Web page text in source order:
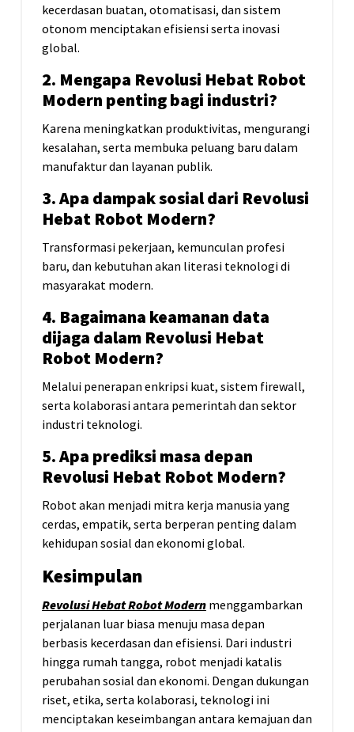
kecerdasan buatan, otomatisasi, dan sistem
otonom menciptakan efisiensi serta inovasi
global.
2. Mengapa Revolusi Hebat Robot
Modern penting bagi industri?
Karena meningkatkan produktivitas, mengurangi
kesalahan, serta membuka peluang baru dalam
manufaktur dan layanan publik.
3. Apa dampak sosial dari Revolusi
Hebat Robot Modern?
Transformasi pekerjaan, kemunculan profesi
baru, dan kebutuhan akan literasi teknologi di
masyarakat modern.
4. Bagaimana keamanan data
dijaga dalam Revolusi Hebat
Robot Modern?
Melalui penerapan enkripsi kuat, sistem firewall,
serta kolaborasi antara pemerintah dan sektor
industri teknologi.
5. Apa prediksi masa depan
Revolusi Hebat Robot Modern?
Robot akan menjadi mitra kerja manusia yang
cerdas, empatik, serta berperan penting dalam
kehidupan sosial dan ekonomi global.
Kesimpulan
Revolusi Hebat Robot Modern menggambarkan
perjalanan luar biasa menuju masa depan
berbasis kecerdasan dan efisiensi. Dari industri
hingga rumah tangga, robot menjadi katalis
perubahan sosial dan ekonomi. Dengan dukungan
riset, etika, serta kolaborasi, teknologi ini
menciptakan keseimbangan antara kemajuan dan